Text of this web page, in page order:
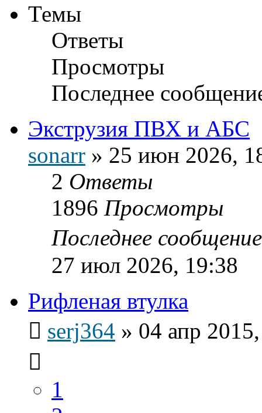
Темы
Ответы
Просмотры
Последнее
Экструзия ПВХ и АБС
sonarr » 25 июн 2026,
2 Ответы
1896 Просмотры
Последнее
27 июл 2026, 19:38
Рифленая втулка
serj364 » 04 апр
1